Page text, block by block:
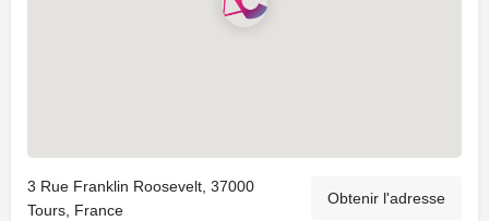
3 Rue Franklin Roosevelt, 37000
Tours, France
Obtenir l'adresse